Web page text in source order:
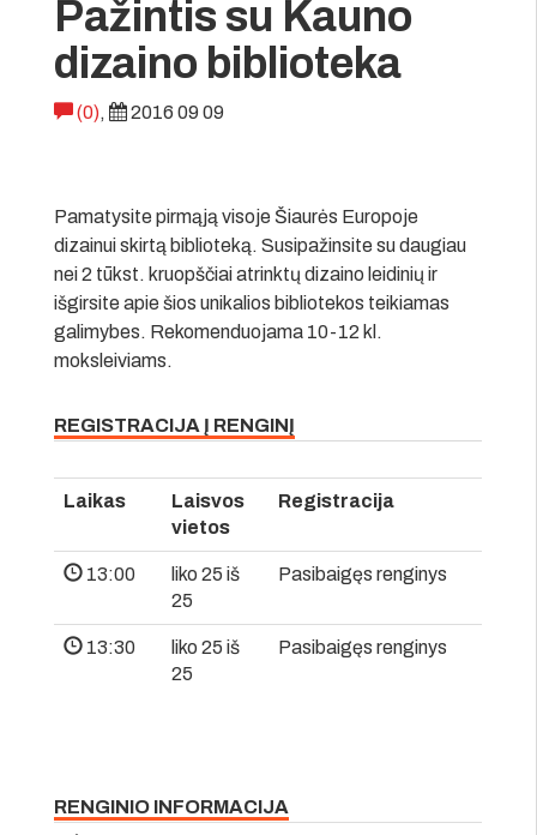
Pažintis su Kauno
dizaino biblioteka
(0), 2016 09 09
Pamatysite pirmąją visoje Šiaurės Europoje
dizainui skirtą biblioteką. Susipažinsite su daugiau
nei 2 tūkst. kruopščiai atrinktų dizaino leidinių ir
išgirsite apie šios unikalios bibliotekos teikiamas
galimybes. Rekomenduojama 10-12 kl.
moksleiviams.
REGISTRACIJA Į RENGINĮ
Laikas
Laisvos
vietos
Registracija
13:00
liko 25 iš
25
Pasibaigęs renginys
13:30
liko 25 iš
25
Pasibaigęs renginys
RENGINIO INFORMACIJA